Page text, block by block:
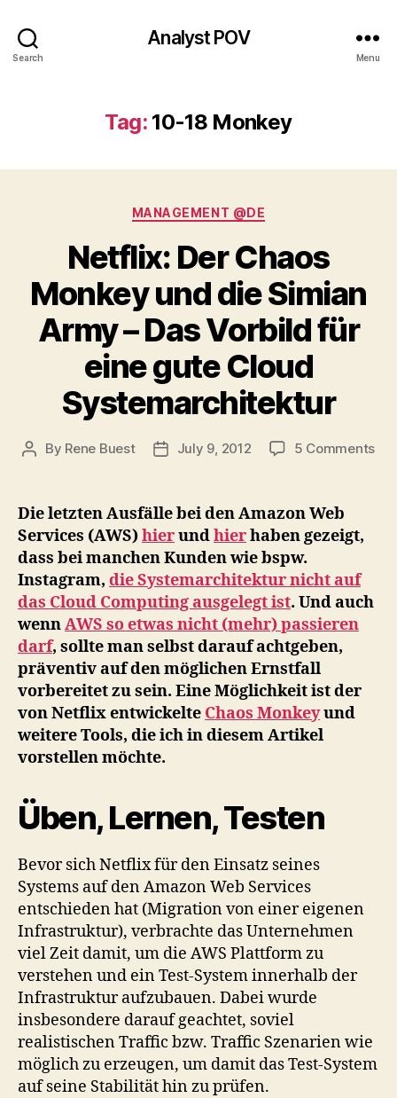
Search
Analyst POV
Menu
Tag: 10-18 Monkey
Categories
MANAGEMENT @DE
Netflix: Der Chaos
Monkey und die Simian
Army – Das Vorbild für
eine gute Cloud
Systemarchitektur
Post
By Rene Buest
PostJuly 9, 2012 5 Commentson
Die letzten Ausfälle bei den Amazon Web
Services (AWS)hierundhierhaben gezeigt,
dass bei manchen Kunden wie bspw.
Instagram, die Systemarchitektur nicht auf
das Cloud Computing ausgelegt ist. Und auch
wennAWS so etwas nicht (mehr) passieren
darf, sollte man selbst darauf achtgeben,
präventiv auf den möglichen Ernstfall
vorbereitet zu sein. Eine Möglichkeit ist der
von Netflix entwickelte Chaos Monkeyund
weitere Tools, die ich in diesem Artikel
vorstellen möchte.
Üben, Lernen, Testen
Bevor sich Netflix für den Einsatz seines
Systems auf den Amazon Web Services
entschieden hat (Migration von einer eigenen
Infrastruktur), verbrachte das Unternehmen
viel Zeit damit, um die AWS Plattform zu
verstehen und ein Test-System innerhalb der
Infrastruktur aufzubauen. Dabei wurde
insbesondere darauf geachtet, soviel
realistischen Traffic bzw. Traffic Szenarien wie
möglich zu erzeugen, um damit das Test-System
auf seine Stabilität hin zu prüfen.